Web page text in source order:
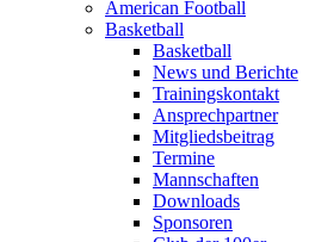
American Football
Basketball
Basketball
News und Berichte
Trainingskontakt
Ansprechpartner
Mitgliedsbeitrag
Termine
Mannschaften
Downloads
Sponsoren